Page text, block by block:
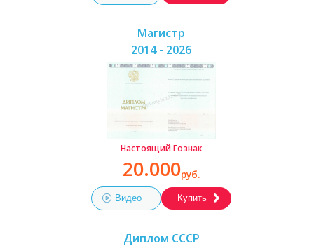
Магистр
2014 - 2026
Настоящий Гознак
20.000руб.
Видео Купить
Диплом СССР